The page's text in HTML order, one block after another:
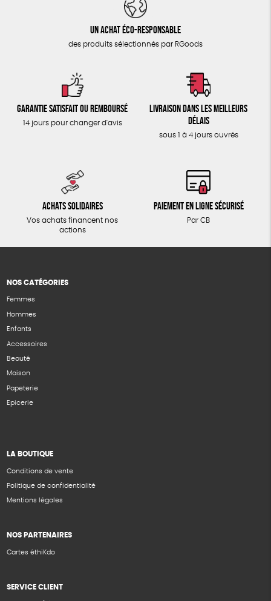
Un achat éco-responsable
des produits sélectionnés par RGoods
Garantie satisfait ou remboursé
14 jours pour changer d'avis
Livraison dans les meilleurs
délais
sous 1 à 4 jours ouvrés
Achats solidaires
Vos achats financent nos
actions
Paiement en ligne sécurisé
Par CB
NOS CATÉGORIES
Femmes
Hommes
Enfants
Accessoires
Beauté
Maison
Papeterie
Epicerie
LA BOUTIQUE
Conditions de vente
Politique de confidentialité
Mentions légales
NOS PARTENAIRES
Cartes éthiKdo
SERVICE CLIENT